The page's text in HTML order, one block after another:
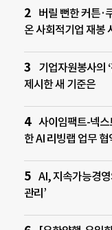
버릴 뻔한 커튼·
온 사회적기업 재봉
기업자원봉사의
제시한 새 기준은
사이임팩트-넥스
한 AI 리빙랩 업무 협
AI, 지속가능경
관리’